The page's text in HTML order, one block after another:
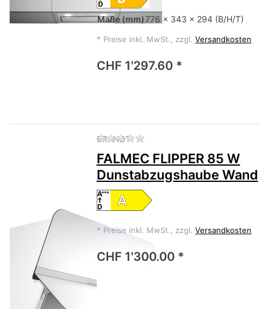
Maße (mm)776 x 343 x 294 (B/H/T)
* Preise inkl. MwSt., zzgl. Versandkosten
CHF 1'297.60 *
BRANDT Zu diesem Produkt liegen
FALMEC FLIPPER 85 W
Dunstabzugshaube Wand
* Preise inkl. MwSt., zzgl. Versandkosten
CHF 1'300.00 *